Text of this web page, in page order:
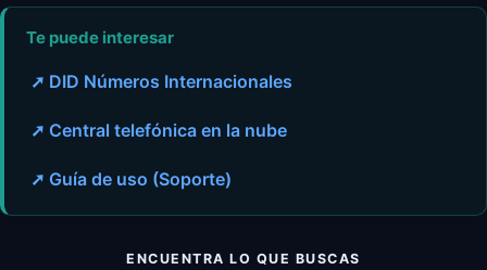
Te puede interesar
➚ DID Números Internacionales
➚ Central telefónica en la nube
➚ Guía de uso (Soporte)
ENCUENTRA LO QUE BUSCAS